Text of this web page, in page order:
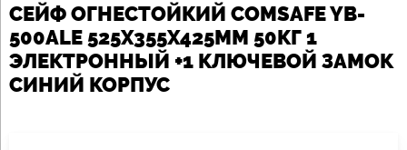
СЕЙФ ОГНЕСТОЙКИЙ COMSAFE YB-
500ALE 525Х355Х425ММ 50КГ 1
ЭЛЕКТРОННЫЙ +1 КЛЮЧЕВОЙ ЗАМОК
СИНИЙ КОРПУС